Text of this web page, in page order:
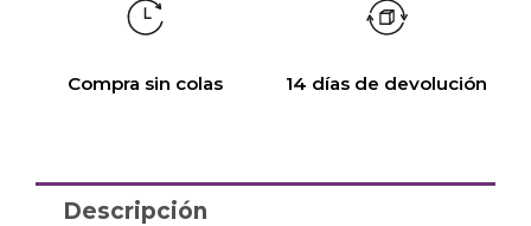
Compra sin colas 14 días de devolución
Descripción